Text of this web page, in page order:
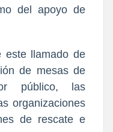
del apoyo de
este llamado de
de mesas de
público, las
organizaciones
de rescate e